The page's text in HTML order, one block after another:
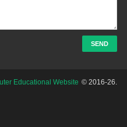
Educational Website © 2016-26.